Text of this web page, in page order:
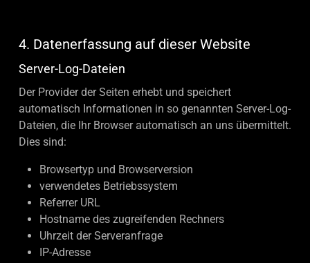
4. Datenerfassung auf dieser Website
Server-Log-Dateien
Der Provider der Seiten erhebt und speichert
automatisch Informationen in so genannten Server-Log-
Dateien, die Ihr Browser automatisch an uns übermittelt.
Dies sind:
Browsertyp und Browserversion
verwendetes Betriebssystem
Referrer URL
Hostname des zugreifenden Rechners
Uhrzeit der Serveranfrage
IP-Adresse